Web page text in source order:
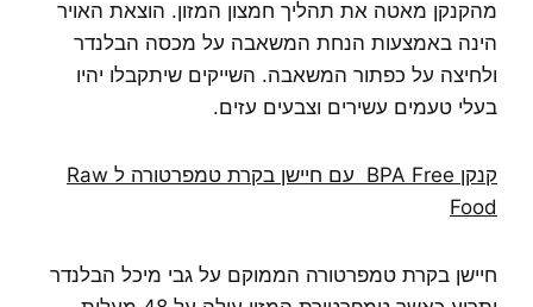
מהקנקן מאטה את תהליך חמצון המזון. הוצאת האויר
הינה באמצעות הנחת המשאבה על מכסה הבלנדר
ולחיצה על כפתור המשאבה. השייקים שיתקבלו יהיו
בעלי טעמים עשירים וצבעים עזים.
קנקן BPA Free עם חיישן בקרת טמפרטורה ל Raw
Food
חיישן בקרת טמפרטורה הממוקם על גבי מיכל הבלנדר